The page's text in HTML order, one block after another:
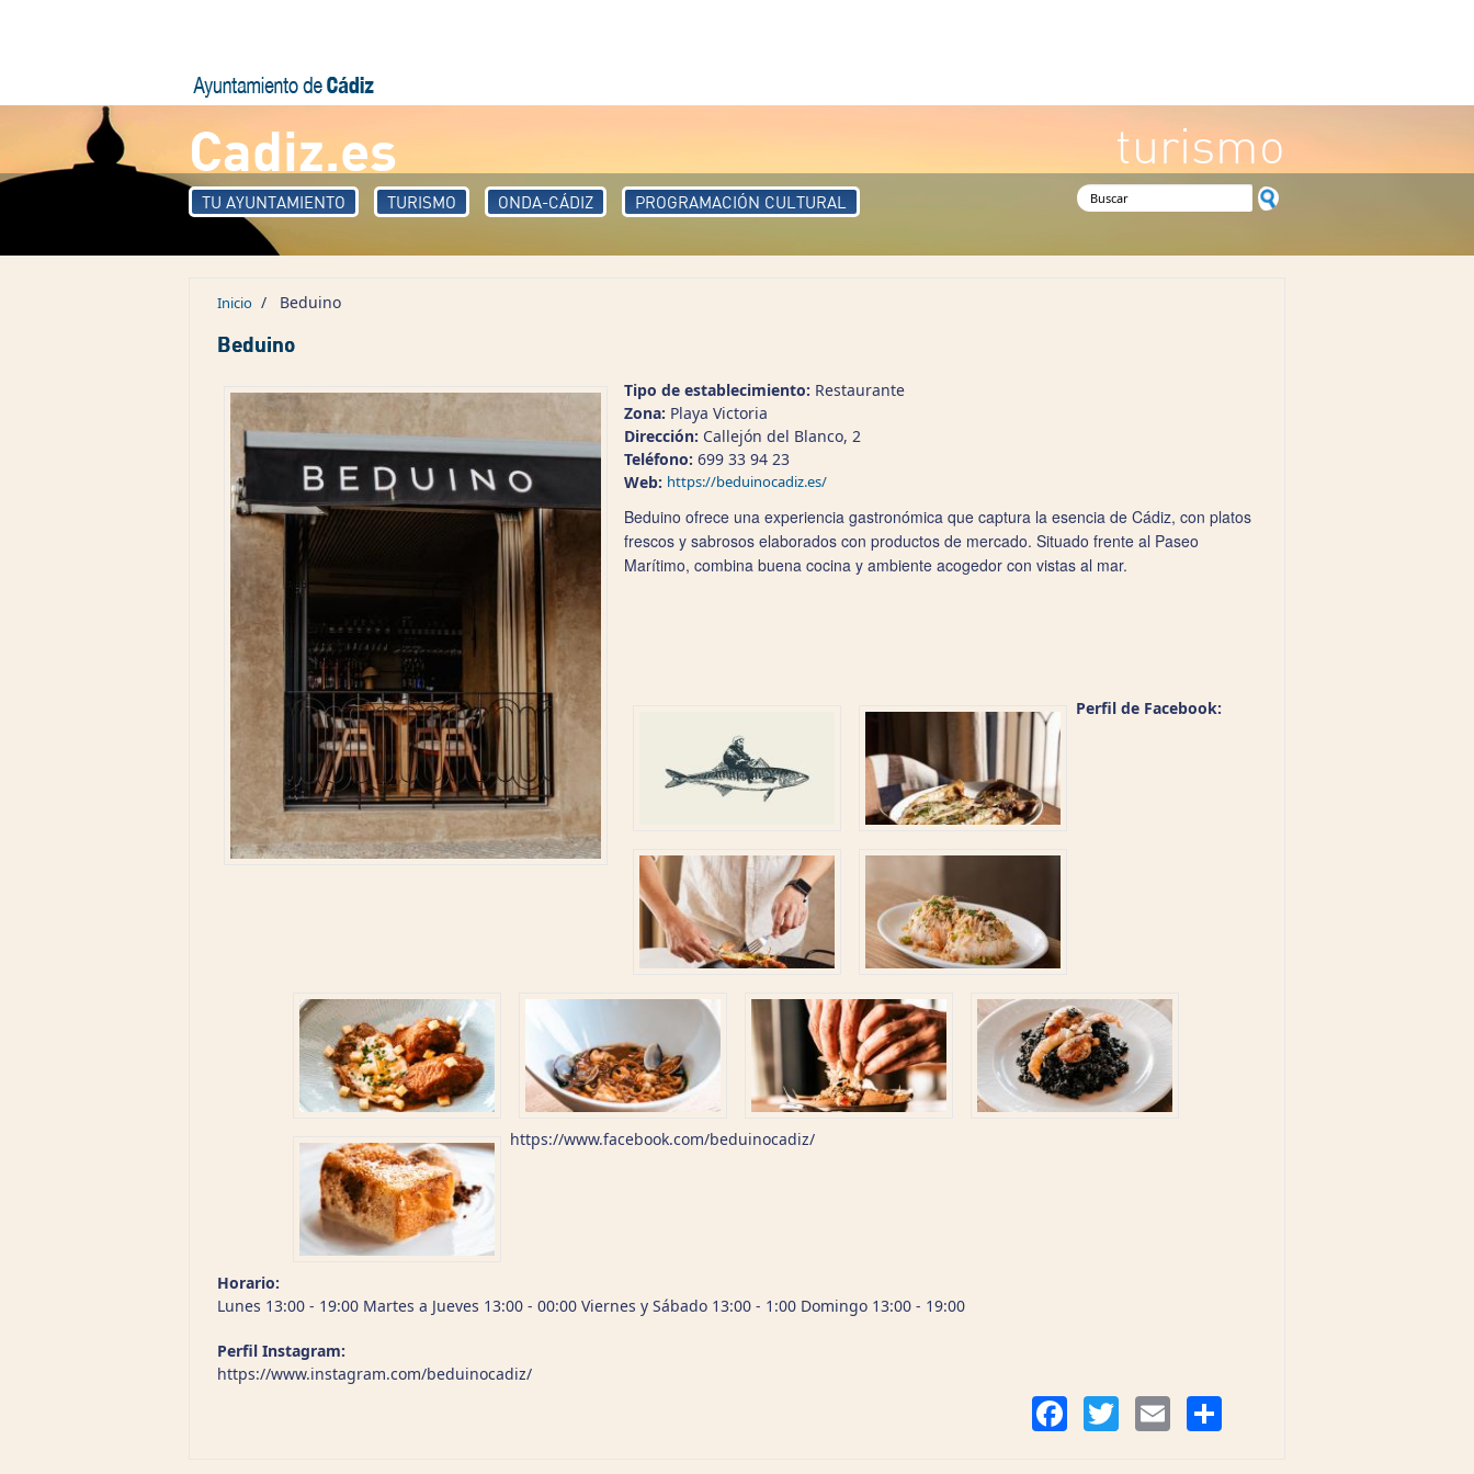
Cadiz.es turismo
TU AYUNTAMIENTO TURISMO ONDA-CÁDIZ PROGRAMACIÓN CULTURAL Formulario de búsqueda
Inicio / Beduino
Beduino
Tipo de establecimiento: Restaurante
Zona: Playa Victoria
Dirección: Callejón del Blanco, 2
Teléfono: 699 33 94 23
Web: https://beduinocadiz.es/
Beduino ofrece una experiencia gastronómica que captura la esencia de Cádiz, con platos
frescos y sabrosos elaborados con productos de mercado. Situado frente al Paseo
Marítimo, combina buena cocina y ambiente acogedor con vistas al mar.
Perfil de Facebook:
https://www.facebook.com/beduinocadiz/
Horario:
Lunes 13:00 - 19:00 Martes a Jueves 13:00 - 00:00 Viernes y Sábado 13:00 - 1:00 Domingo 13:00 - 19:00
Perfil Instagram:
https://www.instagram.com/beduinocadiz/
FacebookTwitter Email